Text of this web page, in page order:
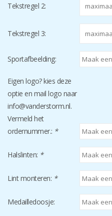
Tekstregel 2:
Tekstregel 3:
Sportafbeelding:
Eigen logo? kies deze
optie en mail logo naar
info@vanderstorm.nl.
Vermeld het
ordernummer.: *
Halslinten: *
Lint monteren: *
Medailledoosje: